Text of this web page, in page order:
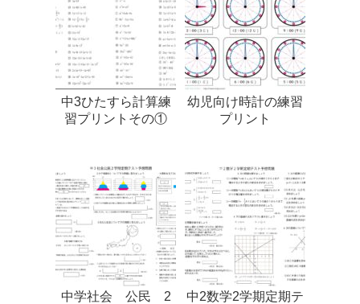
中3ひたすら計算練
習プリントその①
幼児向け時計の練習
プリント
中学社会 公民 2
中2数学2学期定期テ